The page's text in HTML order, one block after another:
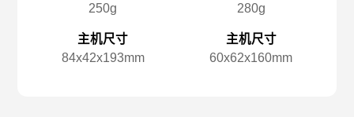
250g
主机尺寸
84x️42x️193mm
280g
主机尺寸
60x️62x️160mm